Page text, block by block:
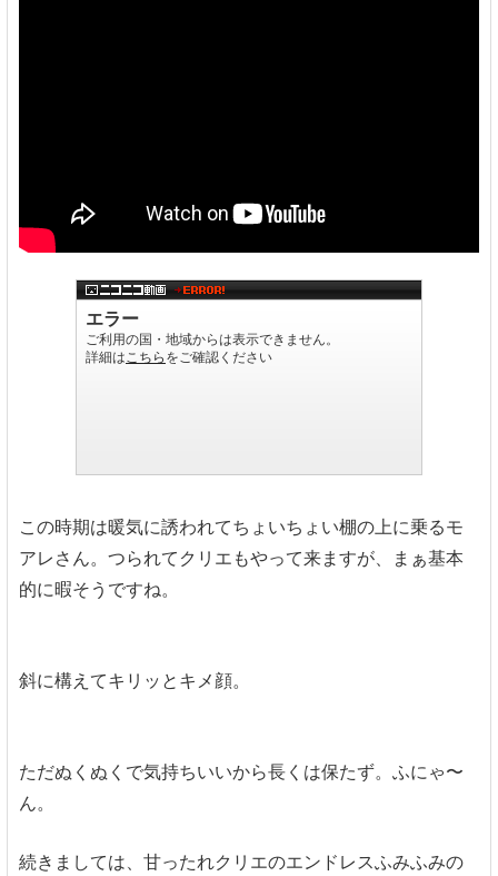
この時期は暖気に誘われてちょいちょい棚の上に乗るモ
アレさん。つられてクリエもやって来ますが、まぁ基本
的に暇そうですね。
斜に構えてキリッとキメ顔。
ただぬくぬくで気持ちいいから長くは保たず。ふにゃ〜
ん。
続きましては、甘ったれクリエのエンドレスふみふみの